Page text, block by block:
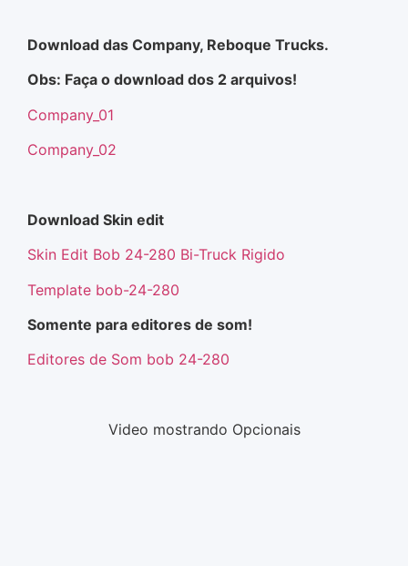
Download das Company, Reboque Trucks.
Obs: Faça o download dos 2 arquivos!
Company_01
Company_02
Download Skin edit
Skin Edit Bob 24-280 Bi-Truck Rigido
Template bob-24-280
Somente para editores de som!
Editores de Som bob 24-280
Video mostrando Opcionais